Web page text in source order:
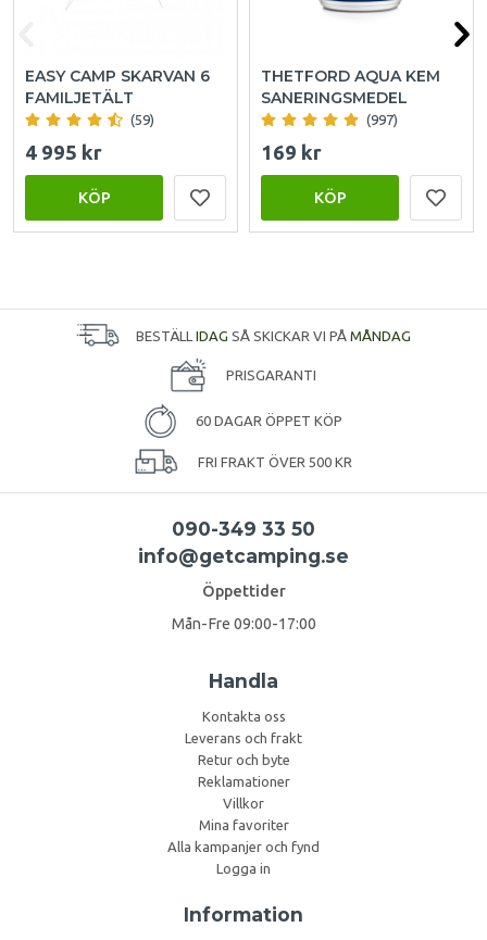
EASY CAMP SKARVAN 6
FAMILJETÄLT
(59)
4 995 kr
KÖP
THETFORD AQUA KEM
SANERINGSMEDEL
(997)
169 kr
KÖP
BESTÄLL IDAG SÅ SKICKAR VI PÅ MÅNDAG
PRISGARANTI
60 DAGAR ÖPPET KÖP
FRI FRAKT ÖVER 500 KR
090-349 33 50
info@getcamping.se
Öppettider
Mån-Fre 09:00-17:00
Handla
Kontakta oss
Leverans och frakt
Retur och byte
Reklamationer
Villkor
Mina favoriter
Alla kampanjer och fynd
Logga in
Information